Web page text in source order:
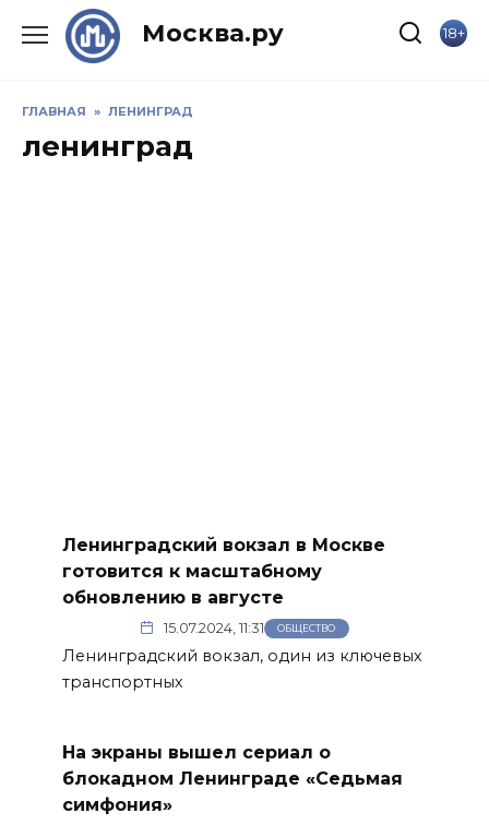
Москва.ру 18+
ГЛАВНАЯ » ЛЕНИНГРАД
ленинград
Ленинградский вокзал в Москве
готовится к масштабному
обновлению в августе
15.07.2024, 11:31 ОБЩЕСТВО
Ленинградский вокзал, один из ключевых
транспортных
На экраны вышел сериал о
блокадном Ленинграде «Седьмая
симфония»